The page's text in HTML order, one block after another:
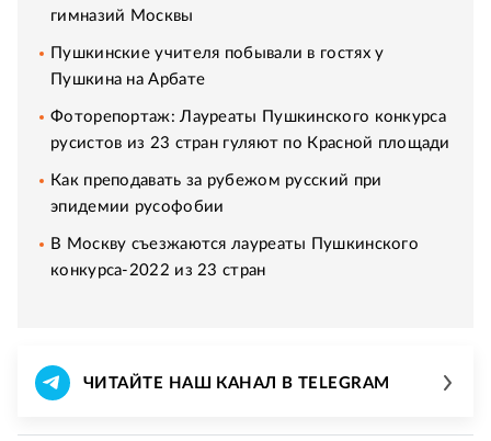
гимназий Москвы
Пушкинские учителя побывали в гостях у
Пушкина на Арбате
Фоторепортаж: Лауреаты Пушкинского конкурса
русистов из 23 стран гуляют по Красной площади
Как преподавать за рубежом русский при
эпидемии русофобии
В Москву съезжаются лауреаты Пушкинского
конкурса-2022 из 23 стран
ЧИТАЙТЕ НАШ КАНАЛ В TELEGRAM